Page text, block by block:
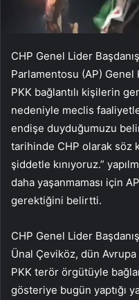
CHP Genel Lider
Parlamentosu (AP) Genel
PKK bağlantılı kişilerin
nedeniyle meclis
endişe duyduğumuzu
tarihinde CHP olarak söz
şiddetle kınıyoruz.”
daha yaşanmaması için
gerektiğini belirtti.
CHP Genel Lider
Ünal Çeviköz, dün
PKK terör örgütüyle
gösteriye bugün yaptığı